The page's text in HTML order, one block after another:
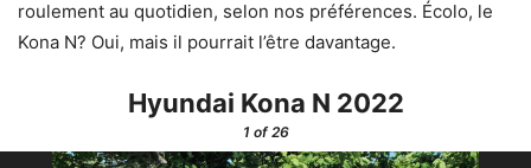
roulement au quotidien, selon nos préférences. Écolo, le
Kona N? Oui, mais il pourrait l’être davantage.
Hyundai Kona N 2022
1of 26